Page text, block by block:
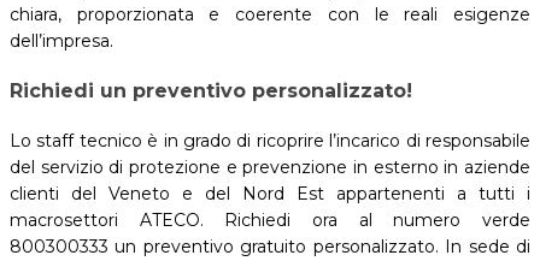
chiara, proporzionata e coerente con le reali esigenze
dell’impresa.
Richiedi un preventivo personalizzato!
Lo staff tecnico è in grado di ricoprire l’incarico di responsabile
del servizio di protezione e prevenzione in esterno in aziende
clienti del Veneto e del Nord Est appartenenti a tutti i
macrosettori ATECO. Richiedi ora al numero verde
800300333 un preventivo gratuito personalizzato. In sede di